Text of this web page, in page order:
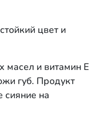
цвет и
масел и витамин Е
губ. Продукт
сияние на